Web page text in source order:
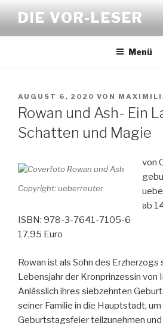
Inhalt
springen
DIE VOR-LESER
Menü
VERÖFFENTLICHT
AM
AUGUST 6, 2020 VON
Rowan und Ash- Ein
Schatten und Magie
Copyright: ueberreuter
von
ab
ISBN: 978-3-7641-7105-6
17,95 Euro
Rowan ist als Sohn des
Lebensjahr der Kronprinzessin von
Anlässlich ihres siebzehnten
seiner Familie in die Hauptstadt, um
Geburtstagsfeier teilzunehmen